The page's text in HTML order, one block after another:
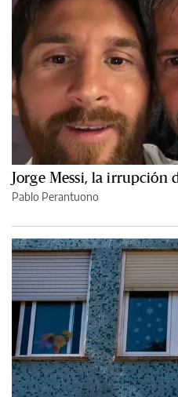
Jorge Messi, la irrupción
Pablo Perantuono